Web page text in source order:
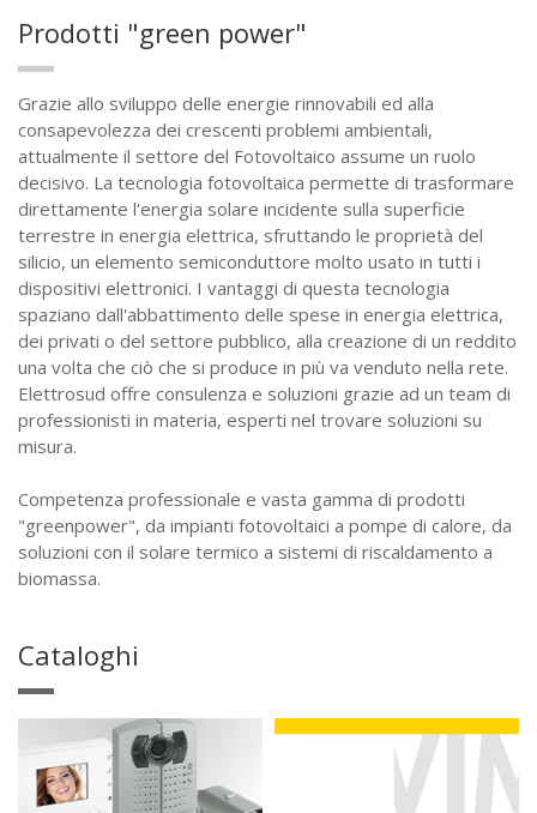
Prodotti "green power"
Grazie allo sviluppo delle energie rinnovabili ed alla
consapevolezza dei crescenti problemi ambientali,
attualmente il settore del Fotovoltaico assume un ruolo
decisivo. La tecnologia fotovoltaica permette di trasformare
direttamente l'energia solare incidente sulla superficie
terrestre in energia elettrica, sfruttando le proprietà del
silicio, un elemento semiconduttore molto usato in tutti i
dispositivi elettronici. I vantaggi di questa tecnologia
spaziano dall'abbattimento delle spese in energia elettrica,
dei privati o del settore pubblico, alla creazione di un reddito
una volta che ciò che si produce in più va venduto nella rete.
Elettrosud offre consulenza e soluzioni grazie ad un team di
professionisti in materia, esperti nel trovare soluzioni su
misura.
Competenza professionale e vasta gamma di prodotti
"greenpower", da impianti fotovoltaici a pompe di calore, da
soluzioni con il solare termico a sistemi di riscaldamento a
biomassa.
Cataloghi